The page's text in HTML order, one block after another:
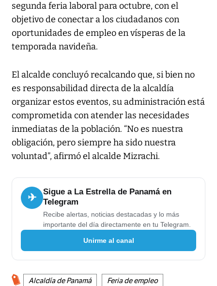
segunda feria laboral para octubre, con el
objetivo de conectar a los ciudadanos con
oportunidades de empleo en vísperas de la
temporada navideña.
El alcalde concluyó recalcando que, si bien no
es responsabilidad directa de la alcaldía
organizar estos eventos, su administración está
comprometida con atender las necesidades
inmediatas de la población. “No es nuestra
obligación, pero siempre ha sido nuestra
voluntad”, afirmó el alcalde Mizrachi.
✈
Sigue a La Estrella de Panamá en
Telegram
Recibe alertas, noticias destacadas y lo más
importante del día directamente en tu Telegram.
Unirme al canal
Alcaldía de Panamá
Feria de empleo